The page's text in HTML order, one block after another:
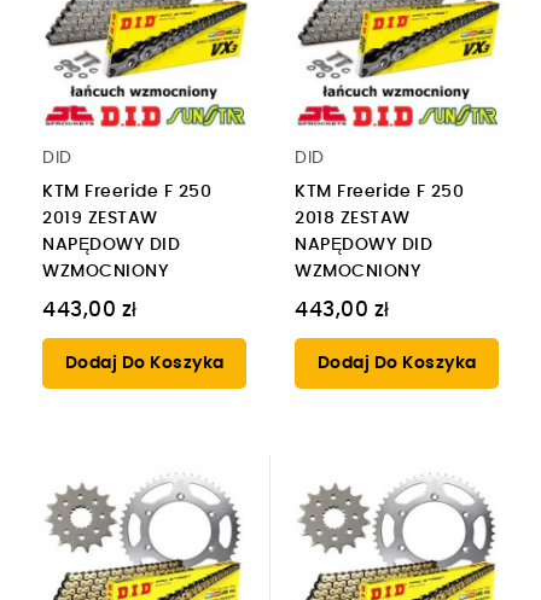
DID
KTM Freeride F 250
2019 ZESTAW
NAPĘDOWY DID
WZMOCNIONY
443,00 zł
Dodaj Do Koszyka
DID
KTM Freeride F 250
2018 ZESTAW
NAPĘDOWY DID
WZMOCNIONY
443,00 zł
Dodaj Do Koszyka